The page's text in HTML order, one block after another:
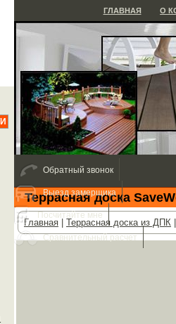
ГЛАВНАЯ О
Террасная доска
Главная Террасная доска из ДПК
Обратный звонок
Выезд замерщика
Посчитайте мне
Сравнительный расчет